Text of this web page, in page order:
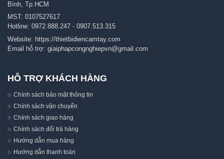
Bình, Tp.HCM
MST: 0107527617
Hotline: 0972.888.247 - 0907.513.315
Website: https://thietbidiencamtay.com
Email hỗ trợ: giaiphapcongnghiepvn@gmail.com
HỖ TRỢ KHÁCH HÀNG
Chính sách bảo mật thông tin
Chính sách vận chuyển
Chính sách giao hàng
Chính sách đổi trả hàng
Hướng dẫn mua hàng
Hướng dẫn thanh toán